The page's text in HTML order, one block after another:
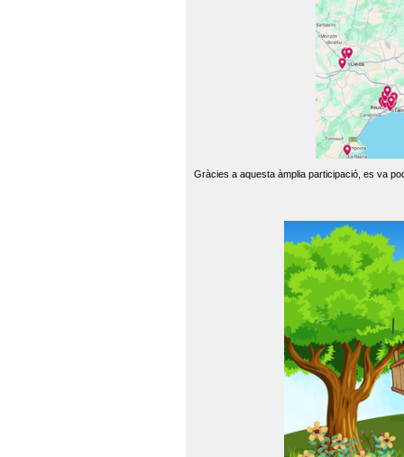
Gràcies a aquesta àmplia participació, es va